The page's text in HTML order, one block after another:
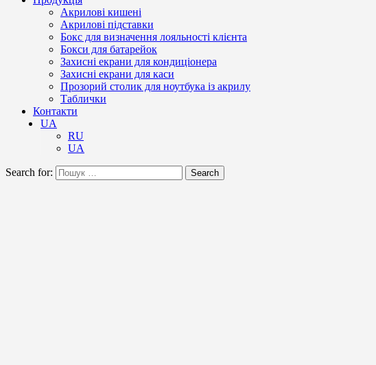
Акрилові кишені
Акрилові підставки
Бокс для визначення лояльності клієнта
Бокси для батарейок
Захисні екрани для кондиціонера
Захисні екрани для каси
Прозорий столик для ноутбука із акрилу
Таблички
Контакти
UA
RU
UA
Search for: Search